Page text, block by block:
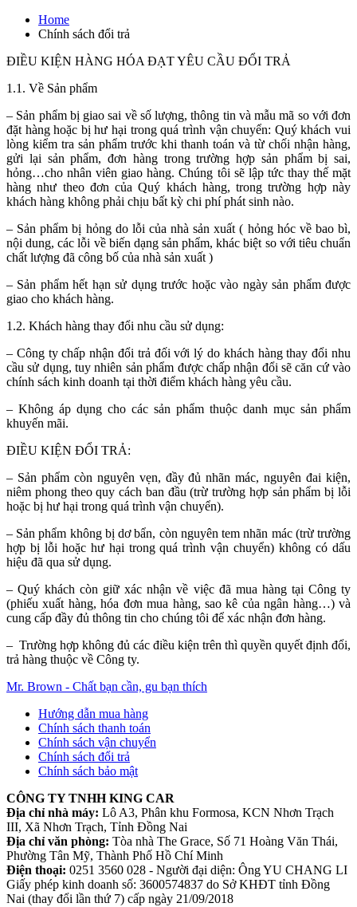
Home
Chính sách đổi trả
ĐIỀU KIỆN HÀNG HÓA ĐẠT YÊU CẦU ĐỔI TRẢ
1.1. Về Sản phẩm
– Sản phẩm bị giao sai về số lượng, thông tin và mẫu mã so với đơn
đặt hàng hoặc bị hư hại trong quá trình vận chuyển: Quý khách vui
lòng kiểm tra sản phẩm trước khi thanh toán và từ chối nhận hàng,
gửi lại sản phẩm, đơn hàng trong trường hợp sản phẩm bị sai,
hỏng…cho nhân viên giao hàng. Chúng tôi sẽ lập tức thay thế mặt
hàng như theo đơn của Quý khách hàng, trong trường hợp này
khách hàng không phải chịu bất kỳ chi phí phát sinh nào.
– Sản phẩm bị hỏng do lỗi của nhà sản xuất ( hỏng hóc về bao bì,
nội dung, các lỗi về biến dạng sản phẩm, khác biệt so với tiêu chuẩn
chất lượng đã công bố của nhà sản xuất )
– Sản phẩm hết hạn sử dụng trước hoặc vào ngày sản phẩm được
giao cho khách hàng.
1.2. Khách hàng thay đổi nhu cầu sử dụng:
– Công ty chấp nhận đổi trả đối với lý do khách hàng thay đổi nhu
cầu sử dụng, tuy nhiên sản phẩm được chấp nhận đổi sẽ căn cứ vào
chính sách kinh doanh tại thời điểm khách hàng yêu cầu.
– Không áp dụng cho các sản phẩm thuộc danh mục sản phẩm
khuyến mãi.
ĐIỀU KIỆN ĐỔI TRẢ:
– Sản phẩm còn nguyên vẹn, đầy đủ nhãn mác, nguyên đai kiện,
niêm phong theo quy cách ban đầu (trừ trường hợp sản phẩm bị lỗi
hoặc bị hư hại trong quá trình vận chuyển).
– Sản phẩm không bị dơ bẩn, còn nguyên tem nhãn mác (trừ trường
hợp bị lỗi hoặc hư hại trong quá trình vận chuyển) không có dấu
hiệu đã qua sử dụng.
– Quý khách còn giữ xác nhận về việc đã mua hàng tại Công ty
(phiếu xuất hàng, hóa đơn mua hàng, sao kê của ngân hàng…) và
cung cấp đầy đủ thông tin cho chúng tôi để xác nhận đơn hàng.
– Trường hợp không đủ các điều kiện trên thì quyền quyết định đổi,
trả hàng thuộc về Công ty.
Mr. Brown - Chất bạn cần, gu bạn thích
Hướng dẫn mua hàng
Chính sách thanh toán
Chính sách vận chuyển
Chính sách đổi trả
Chính sách bảo mật
CÔNG TY TNHH KING CAR
Địa chỉ nhà máy: Lô A3, Phân khu Formosa, KCN Nhơn Trạch
III, Xã Nhơn Trạch, Tỉnh Đồng Nai
Địa chỉ văn phòng: Tòa nhà The Grace, Số 71 Hoàng Văn Thái,
Phường Tân Mỹ, Thành Phố Hồ Chí Minh
Điện thoại: 0251 3560 028 - Người đại diện: Ông YU CHANG LI
Giấy phép kinh doanh số: 3600574837 do Sở KHĐT tỉnh Đồng
Nai (thay đổi lần thứ 7) cấp ngày 21/09/2018